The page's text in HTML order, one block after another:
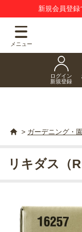
新規会員登録
メニュー
ログイン
新規登録
> ガーデニング・
リキダス（R